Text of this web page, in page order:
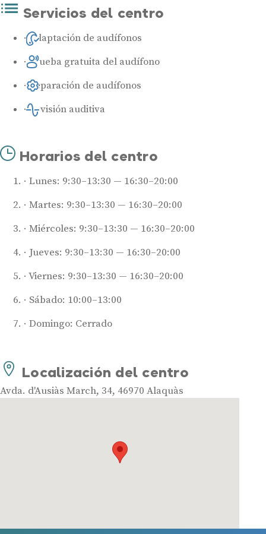
Servicios del centro
Adaptación de audífonos
Prueba gratuita del audífono
Reparación de audífonos
Revisión auditiva
Horarios del centro
Lunes: 9:30–13:30 — 16:30–20:00
Martes: 9:30–13:30 — 16:30–20:00
Miércoles: 9:30–13:30 — 16:30–20:00
Jueves: 9:30–13:30 — 16:30–20:00
Viernes: 9:30–13:30 — 16:30–20:00
Sábado: 10:00–13:00
Domingo: Cerrado
Localización del centro
Avda. d'Ausiàs March, 34, 46970 Alaquàs
Tipos de audífonos para la sordera
Audífonos bluetooth
Audífonos inteligentes
Gafas auditivas
Centros Auditivos